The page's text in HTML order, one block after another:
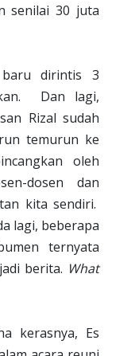
senilai 30 juta
dirintis 3
Dan lagi,
Rizal sudah
temurun ke
oleh
dosen dan
kita sendiri.
lagi, beberapa
ternyata
berita. What
kerasnya, Es